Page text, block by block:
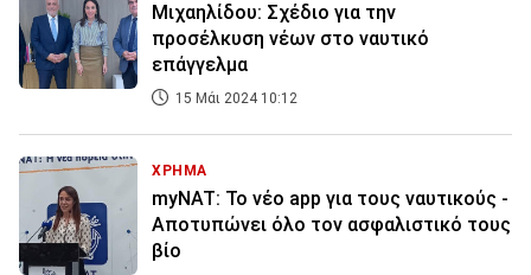
Μιχαηλίδου: Σχέδιο για την
προσέλκυση νέων στο ναυτικό
επάγγελμα
15 Μάι 2024 10:12
ΧΡΗΜΑ
myNAT: To νέο app για τους ναυτικούς -
Αποτυπώνει όλο τον ασφαλιστικό τους
βίο